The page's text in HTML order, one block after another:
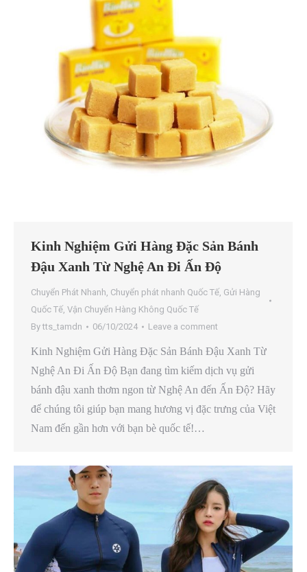
Kinh Nghiệm Gửi Hàng Đặc Sản Bánh
Đậu Xanh Từ Nghệ An Đi Ấn Độ
Chuyển Phát Nhanh, Chuyển phát nhanh Quốc Tế, Gửi Hàng
Quốc Tế, Vận Chuyển Hàng Không Quốc Tế
Bytts_tamdn 06/10/2024 Leave a comment
Kinh Nghiệm Gửi Hàng Đặc Sản Bánh Đậu Xanh Từ
Nghệ An Đi Ấn Độ Bạn đang tìm kiếm dịch vụ gửi
bánh đậu xanh thơm ngon từ Nghệ An đến Ấn Độ? Hãy
để chúng tôi giúp bạn mang hương vị đặc trưng của Việt
Nam đến gần hơn với bạn bè quốc tế!…